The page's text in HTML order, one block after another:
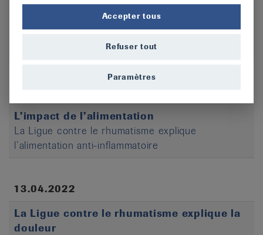
comprendre et traiter la douleur
La Ligue suisse contre le rhumatisme organise
des journées publiques de la santé du 12 au 19
L’impact de l’alimentation
La Ligue contre le rhumatisme explique
l’alimentation anti-inflammatoire
13.04.2022
La Ligue contre le rhumatisme explique la
douleur
Accepter tous
Refuser tout
Paramètres